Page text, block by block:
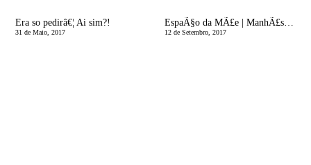
Era so pedirâ€¦ Ai sim?!
31 de Maio, 2017
EspaÃ§o da MÃ£e | ManhÃ£s de Pressa
12 de Setembro, 2017